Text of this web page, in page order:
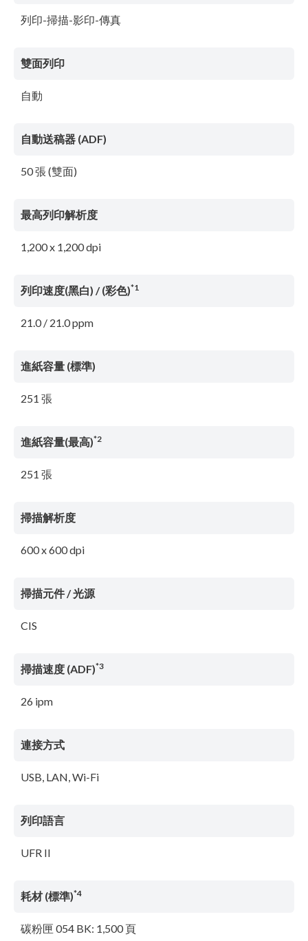
列印-掃描-影印-傳真
雙面列印
自動
自動送稿器 (ADF)
50 張 (雙面)
最高列印解析度
1,200 x 1,200 dpi
列印速度(黑白) / (彩色)*1
21.0 / 21.0 ppm
進紙容量 (標準)
251 張
進紙容量(最高)*2
251 張
掃描解析度
600 x 600 dpi
掃描元件 / 光源
CIS
掃描速度 (ADF)*3
26 ipm
連接方式
USB, LAN, Wi-Fi
列印語言
UFR II
耗材 (標準)*4
碳粉匣 054 BK: 1,500 頁